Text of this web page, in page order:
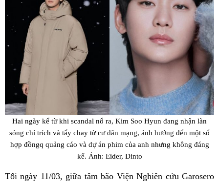
Hai ngày kể từ khi scandal nổ ra, Kim Soo Hyun đang nhận làn
sóng chỉ trích và tẩy chay từ cư dân mạng, ảnh hưởng đến một số
hợp đồngq quảng cáo và dự án phim của anh nhưng không đáng
kể. Ảnh: Eider, Dinto
Tối ngày 11/03, giữa tâm bão Viện Nghiên cứu Garosero